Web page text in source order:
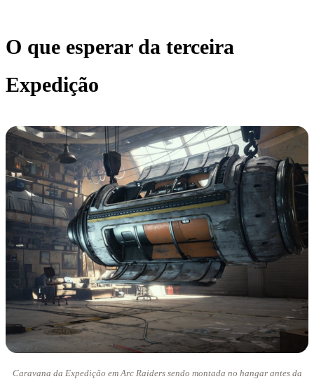
O que esperar da terceira
Expedição
Caravana da Expedição em Arc Raiders sendo montada no hangar antes da